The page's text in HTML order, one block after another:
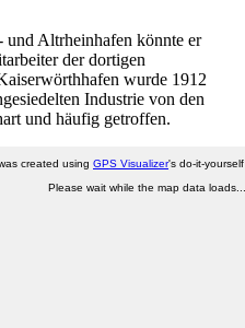
Altrheinhafen könnte er
der dortigen
wurde 1912
Industrie von den
und häufig getroffen.
created using GPS Visualizer's do-it-
Please wait while the map data loads...